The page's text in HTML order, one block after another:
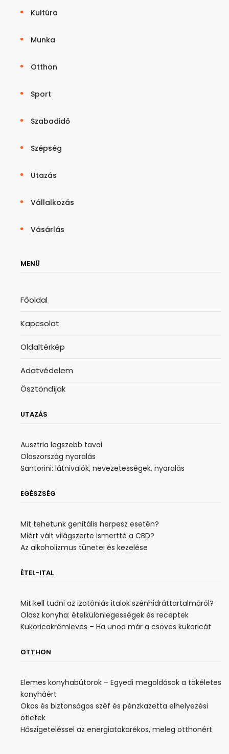
Kultúra
Munka
Otthon
Sport
Szabadidő
Szépség
Utazás
Vállalkozás
Vásárlás
MENÜ
Főoldal
Kapcsolat
Oldaltérkép
Adatvédelem
Ösztöndíjak
UTAZÁS
Ausztria legszebb tavai
Olaszország nyaralás
Santorini: látnivalók, nevezetességek, nyaralás
EGÉSZSÉG
Mit tehetünk genitális herpesz esetén?
Miért vált világszerte ismertté a CBD?
Az alkoholizmus tünetei és kezelése
ÉTEL-ITAL
Mit kell tudni az izotóniás italok szénhidráttartalmáról?
Olasz konyha: ételkülönlegességek és receptek
Kukoricakrémleves – Ha unod már a csöves kukoricát
OTTHON
Elemes konyhabútorok – Egyedi megoldások a tökéletes
konyháért
Okos és biztonságos széf és pénzkazetta elhelyezési
ötletek
Hőszigeteléssel az energiatakarékos, meleg otthonért